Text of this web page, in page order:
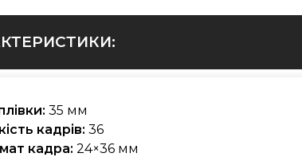
35 мм
кадрів: 36
кадра: 24×36 мм